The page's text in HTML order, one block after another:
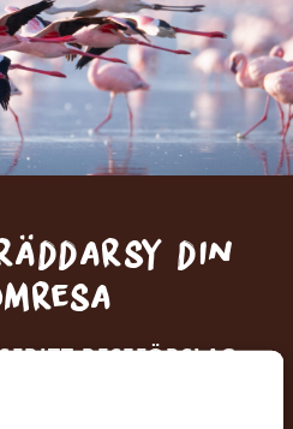
din
RESEFÖRSLAG